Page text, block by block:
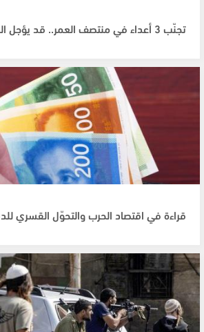
تجنّب 3 أعداء في منتصف العمر.. قد يؤجل الخرف لسنوات عدة
قراءة في اقتصاد الحرب والتحوّل القسري